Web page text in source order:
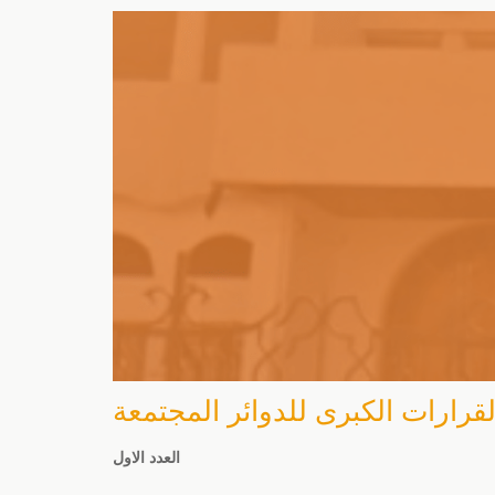
الكبرى للدوائر المجتمعة
العدد الاول